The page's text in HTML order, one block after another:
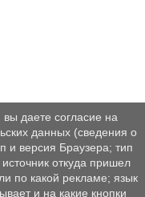
даете согласие на
данных (сведения о
и версия Браузера; тип
откуда пришел
по какой рекламе; язык
и на какие кнопки